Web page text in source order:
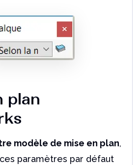
plan
modèle de mise en plan,
paramètres par défaut